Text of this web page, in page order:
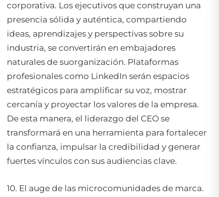
corporativa. Los ejecutivos que construyan una
presencia sólida y auténtica, compartiendo
ideas, aprendizajes y perspectivas sobre su
industria, se convertirán en embajadores
naturales de suorganización. Plataformas
profesionales como LinkedIn serán espacios
estratégicos para amplificar su voz, mostrar
cercanía y proyectar los valores de la empresa.
De esta manera, el liderazgo del CEO se
transformará en una herramienta para fortalecer
la confianza, impulsar la credibilidad y generar
fuertes vínculos con sus audiencias clave.
10. El auge de las microcomunidades de marca.